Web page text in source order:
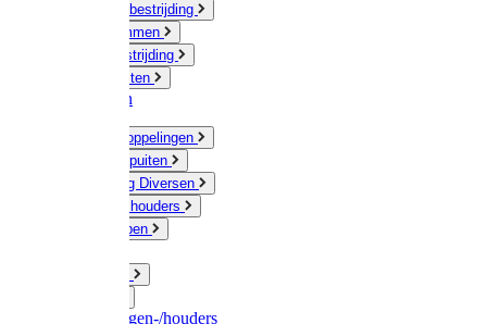
Ongediertebestrijding
Mollenklemmen
Onkruidbestrijding
Vliegenkasten
Meststoffen
Messing koppelingen
Gieters / Spuiten
Besproeiing Diversen
Slangen & houders
Waterpompen
Slangenwagen-/houders